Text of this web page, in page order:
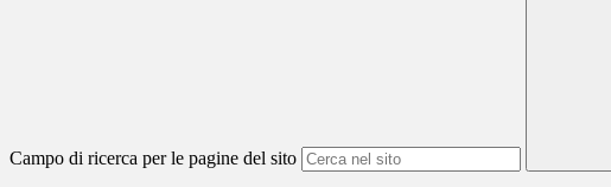
Campo di ricerca per le pagine del sito